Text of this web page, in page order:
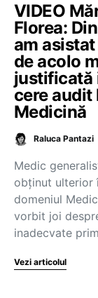
VIDEO
Florea:
am
de acolo
justificată
cere audit
Medicină
Raluca Pantazi
Medic
obținut ulterior
domeniul
vorbit joi
inadecvate
Vezi articolul